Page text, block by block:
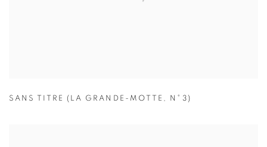
SANS TITRE (LA GRANDE-MOTTE , N°3)